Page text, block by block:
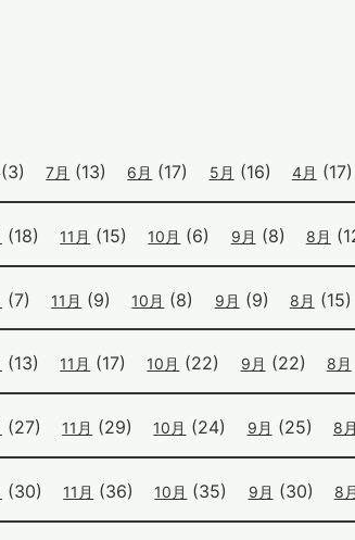
(3) 7月 (13) 6月 (17) 5月 (16) 4月 (17)
(18) 11月 (15) 10月 (6) 9月 (8) 8月
(7) 11月 (9) 10月 (8) 9月 (9) 8月 (15)
(13) 11月 (17) 10月 (22) 9月 (22) 8月
(27) 11月 (29) 10月 (24) 9月 (25) 8月
(30) 11月 (36) 10月 (35) 9月 (30) 8月